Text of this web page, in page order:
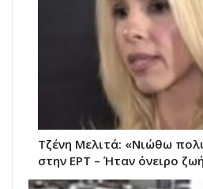
Τζένη Μελιτά: «Νιώθω
στην ΕΡΤ – Ήταν όνειρο